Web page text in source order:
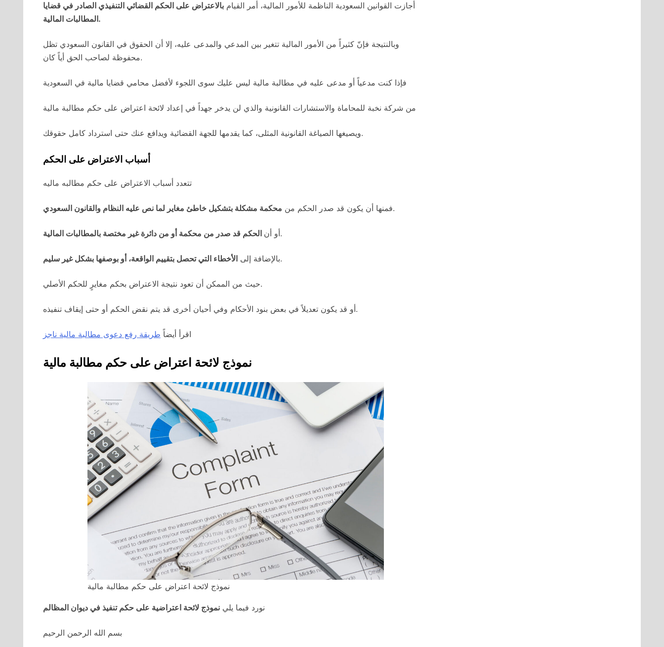
أجازت القوانين السعودية الناظمة للأمور المالية، أمر القيام بالاعتراض على الحكم القضائي التنفيذي الصادر في قضايا
المطالبات المالية.
وبالنتيجة فإنّ كثيراً من الأمور المالية تتغير بين المدعي والمدعى عليه، إلا أن الحقوق في القانون السعودي تظل
محفوظة لصاحب الحق أياً كان.
فإذا كنت مدعياً أو مدعى عليه في مطالبة مالية ليس عليك سوى اللجوء لأفضل محامي قضايا مالية في السعودية
من شركة نخبة للمحاماة والاستشارات القانونية والذي لن يدخر جهداً في إعداد لائحة اعتراض على حكم مطالبة مالية
ويصيغها الصياغة القانونية المثلى، كما يقدمها للجهة القضائية ويدافع عنك حتى استرداد كامل حقوقك.
أسباب الاعتراض على الحكم
تتعدد أسباب الاعتراض على حكم مطالبه ماليه
فمنها أن يكون قد صدر الحكم من محكمة مشكلة بتشكيل خاطئ مغاير لما نص عليه النظام والقانون السعودي .
أو أن الحكم قد صدر من محكمة أو من دائرة غير مختصة بالمطالبات المالية .
بالإضافة إلى الأخطاء التي تحصل بتقييم الواقعة، أو بوصفها بشكل غير سليم .
حيث من الممكن أن تعود نتيجة الاعتراض بحكم مغايرٍ للحكم الأصلي.
أو قد يكون تعديلاً في بعض بنود الأحكام وفي أحيان أخرى قد يتم نقض الحكم أو حتى إيقاف تنفيذه.
اقرأ أيضاً طريقة رفع دعوى مطالبة مالية ناجز
نموذج لائحة اعتراض على حكم مطالبة مالية
نموذج لائحة اعتراض على حكم مطالبة مالية
نورد فيما يلي نموذج لائحة اعتراضية على حكم تنفيذ في ديوان المظالم
بسم الله الرحمن الرحيم